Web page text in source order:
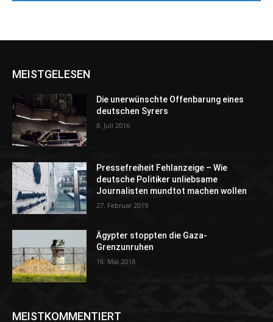
MEISTGELESEN
Die unerwünschte Offenbarung eines
deutschen Syrers
8. Juli 2016
Pressefreiheit Fehlanzeige – Wie
deutsche Politiker unliebsame
Journalisten mundtot machen wollen
27. Februar 2019
Ägypter stoppten die Gaza-
Grenzunruhen
16. Mai 2018
MEISTKOMMENTIERT